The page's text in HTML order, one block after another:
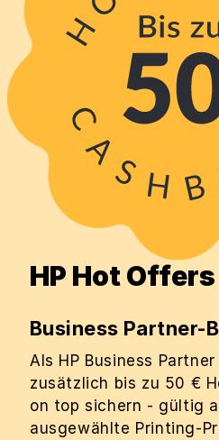
HP Hot Offers
Business Partner-
Als HP Business
zusätzlich bis zu 50 €
on top sichern - gültig
ausgewählte Printing-